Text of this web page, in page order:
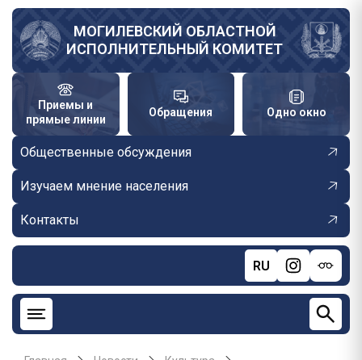
Перейти
основному
содержанию
МОГИЛЕВСКИЙ ОБЛАСТНОЙ
ИСПОЛНИТЕЛЬНЫЙ КОМИТЕТ
Приемы и
прямые линии
Обращения Одно окно
Общественные обсуждения
Изучаем мнение населения
Контакты
RU